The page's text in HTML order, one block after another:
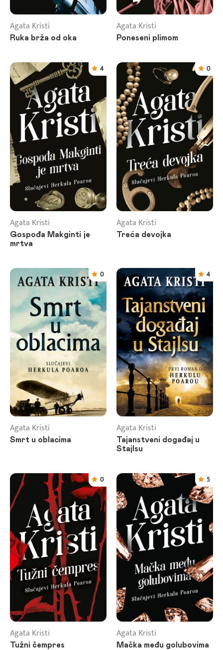
Agata Kristi
Ruka brža od oka
Agata Kristi
Poneseni plimom
4
Agata Kristi
Gospođa Makginti je
mrtva
0
Agata Kristi
Treća devojka
0
Agata Kristi
Smrt u oblacima
4
Agata Kristi
Tajanstveni događaj u
Stajlsu
0
Agata Kristi
Tužni čempres
5
Agata Kristi
Mačka među golubovima